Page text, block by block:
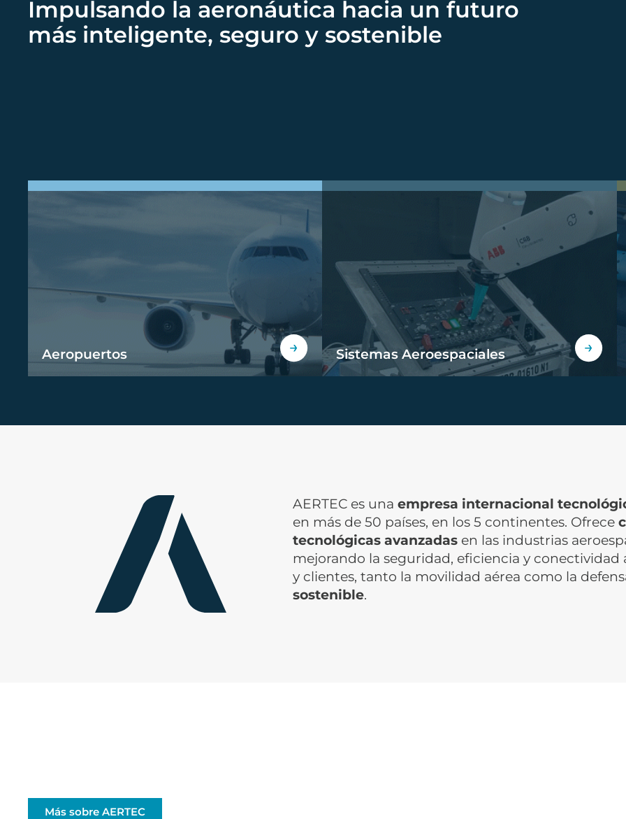
Impulsando la aeronáutica hacia un futuro
más inteligente, seguro y sostenible
Aeropuertos Sistemas Aeroespaciales
AERTEC es unaempresa internacional
en más de 50 países, en los 5 continentes. Ofrece
tecnológicas avanzadas en las industrias
mejorando la seguridad, eficiencia y conectividad
y clientes, tanto la movilidad aérea como la
sostenible.
Más sobre AERTEC